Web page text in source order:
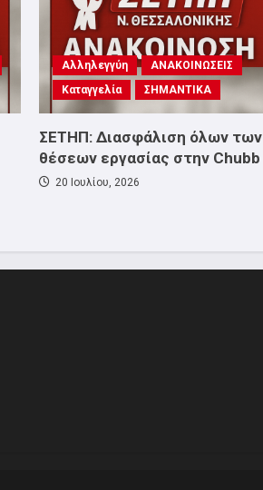
Αλληλεγγύη
ΑΝΑΚΟΙΝΩΣΕΙΣ
Καταγγελία
ΣΗΜΑΝΤΙΚΑ
ΣΕΤΗΠ: Διασφάλιση όλων των
θέσεων εργασίας στην Chubb
20 Ιουλίου, 2026